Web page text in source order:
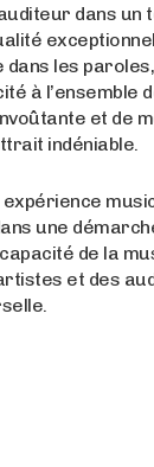
dans un
dans les
à l’ensemble
et de
indéniable.
une
de la
et des